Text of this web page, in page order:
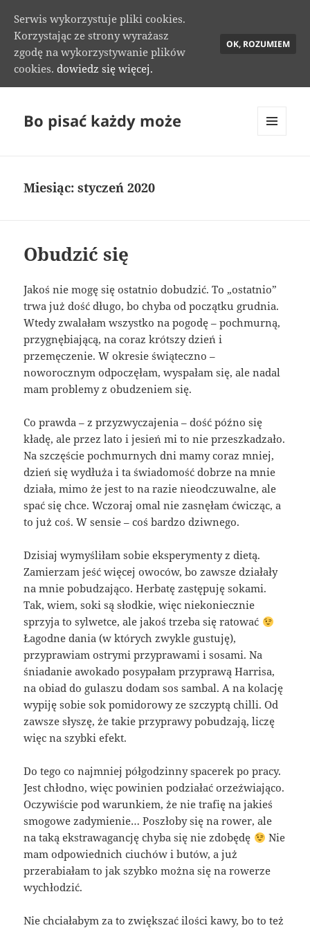
Bo pisać każdy może
Miesiąc:styczeń 2020
Obudzić się
Jakoś nie mogę się ostatnio dobudzić. To „ostatnio”
trwa już dość długo, bo chyba od początku grudnia.
Wtedy zwalałam wszystko na pogodę – pochmurną,
przygnębiającą, na coraz krótszy dzień i
przemęczenie. W okresie świąteczno –
noworocznym odpoczęłam, wyspałam się, ale nadal
mam problemy z obudzeniem się.
Co prawda – z przyzwyczajenia – dość późno się
kładę, ale przez lato i jesień mi to nie przeszkadzało.
Na szczęście pochmurnych dni mamy coraz mniej,
dzień się wydłuża i ta świadomość dobrze na mnie
działa, mimo że jest to na razie nieodczuwalne, ale
spać się chce. Wczoraj omal nie zasnęłam ćwicząc, a
to już coś. W sensie – coś bardzo dziwnego.
Dzisiaj wymyśliłam sobie eksperymenty z dietą.
Zamierzam jeść więcej owoców, bo zawsze działały
na mnie pobudzająco. Herbatę zastępuję sokami.
Tak, wiem, soki są słodkie, więc niekoniecznie
sprzyja to sylwetce, ale jakoś trzeba się ratować
Łagodne dania (w których zwykle gustuję),
przyprawiam ostrymi przyprawami i sosami. Na
śniadanie awokado posypałam przyprawą Harrisa,
na obiad do gulaszu dodam sos sambal. A na kolację
wypiję sobie sok pomidorowy ze szczyptą chilli. Od
zawsze słyszę, że takie przyprawy pobudzają, liczę
więc na szybki efekt.
Do tego co najmniej półgodzinny spacerek po pracy.
Jest chłodno, więc powinien podziałać orzeźwiająco.
Oczywiście pod warunkiem, że nie trafię na jakieś
smogowe zadymienie… Poszłoby się na rower, ale
na taką ekstrawagancję chyba się nie zdobędę
Nie
mam odpowiednich ciuchów i butów, a już
przerabiałam to jak szybko można się na rowerze
wychłodzić.
Nie chciałabym za to zwiększać ilości kawy, bo to też
Serwis wykorzystuje pliki cookies.
Korzystając ze strony wyrażasz
zgodę na wykorzystywanie plików
cookies. dowiedz się więcej.
OK, ROZUMIEM